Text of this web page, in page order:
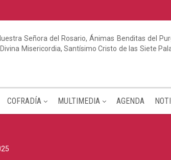
Señora del Rosario, Ánimas Benditas del
Misericordia, Santísimo Cristo de las Siete
COFRADÍA MULTIMEDIA AGENDA